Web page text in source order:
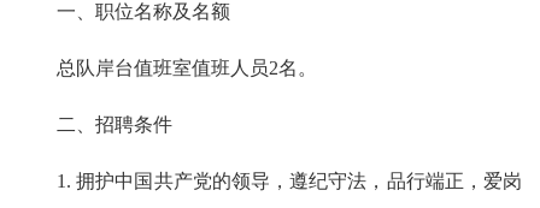
一、职位名称及名额
总队岸台值班室值班人员2名。
二、招聘条件
1. 拥护中国共产党的领导，遵纪守法，品行端正，爱岗